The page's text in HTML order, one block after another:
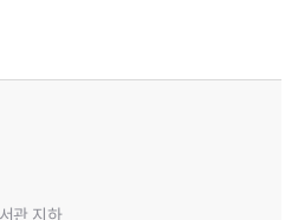
관 지하